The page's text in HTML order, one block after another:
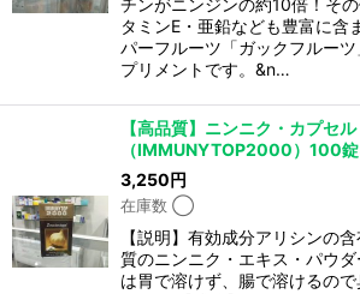
タミンE・亜鉛なども豊富に含
パーフルーツ「ガックフルー
プリメントです。&n…
【高品質】ニンニク・カプセル
（IMMUNYTOP2000）100
3,250円
在庫数 ◯
【説明】有効成分アリシンの
質のニンニク・エキス・パウ
は胃で溶けず、腸で溶けるの